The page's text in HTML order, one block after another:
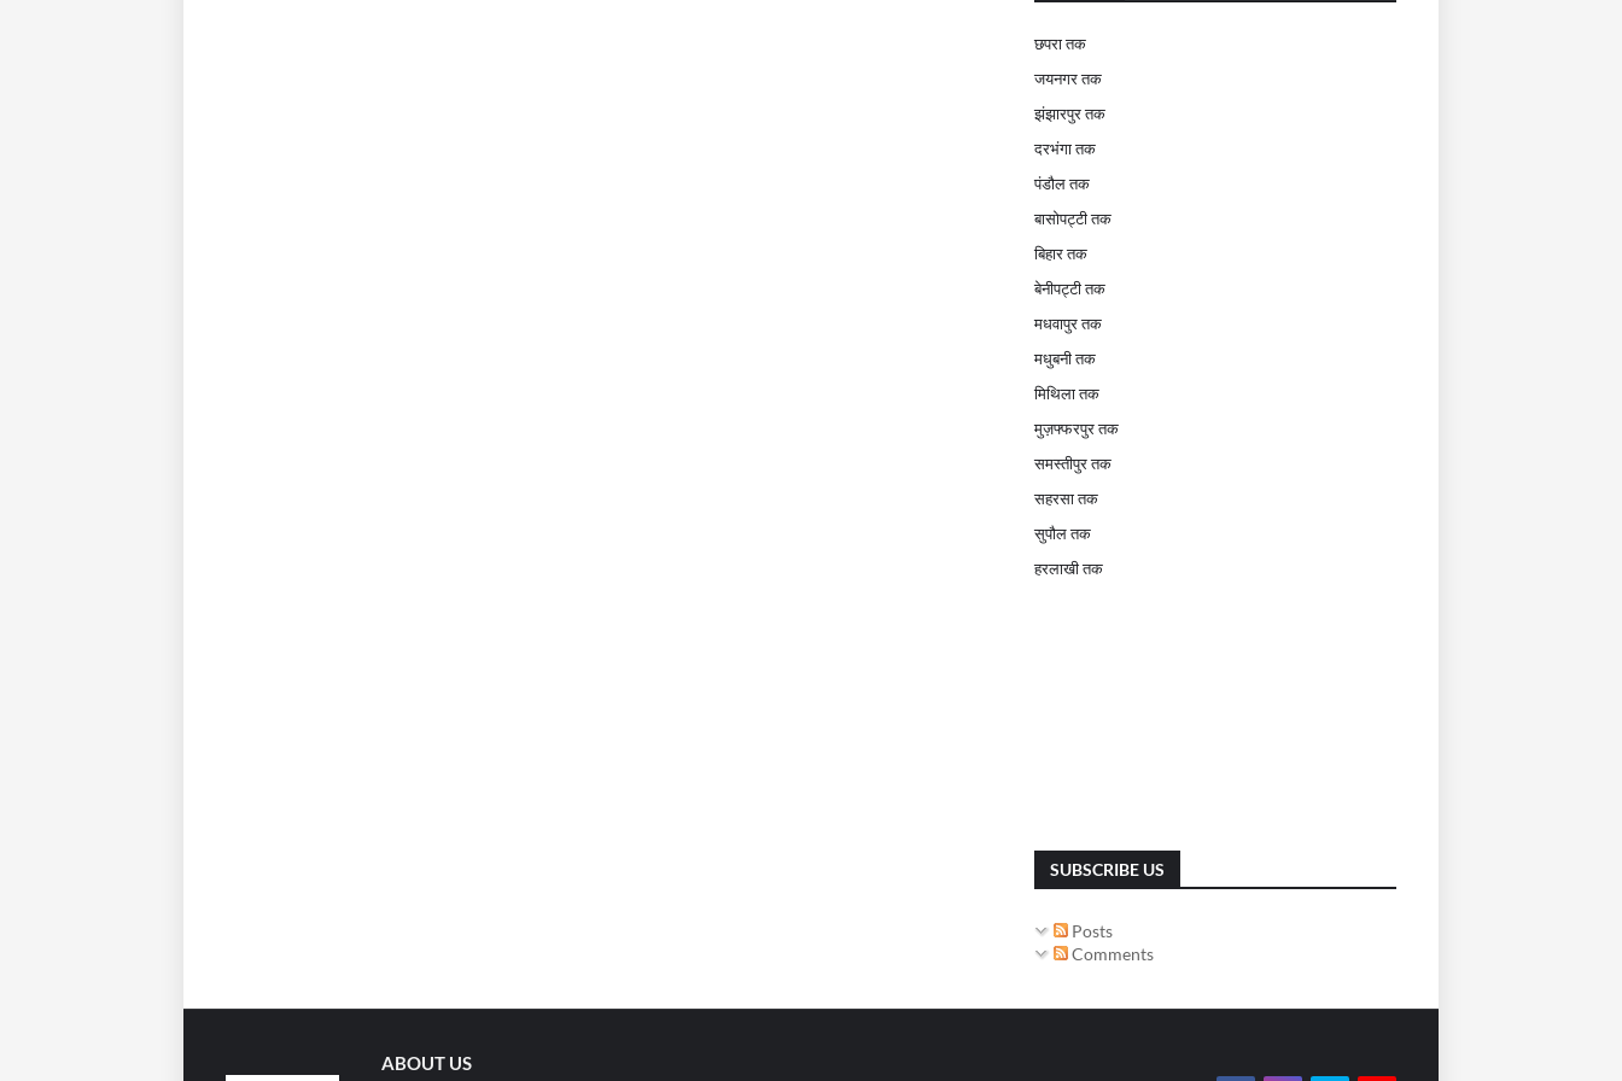
छपरा तक
जयनगर तक
झंझारपुर तक
दरभंगा तक
पंडौल तक
बासोपट्टी तक
बिहार तक
बेनीपट्टी तक
मधवापुर तक
मधुबनी तक
मिथिला तक
मुज़फ्फरपुर तक
समस्तीपुर तक
सहरसा तक
सुपौल तक
हरलाखी तक
SUBSCRIBE US
Posts
Comments
ABOUT US